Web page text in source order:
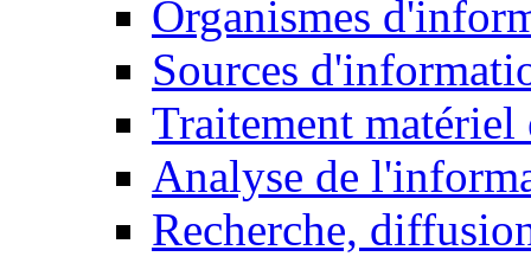
Organismes
Sources
Traitement matériel
Analyse de
Recherche,